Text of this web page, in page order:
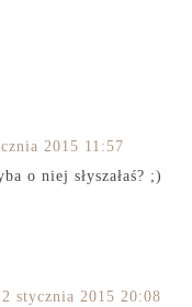
2015 11:57
o niej słyszałaś? ;)
2 stycznia 2015 20:08